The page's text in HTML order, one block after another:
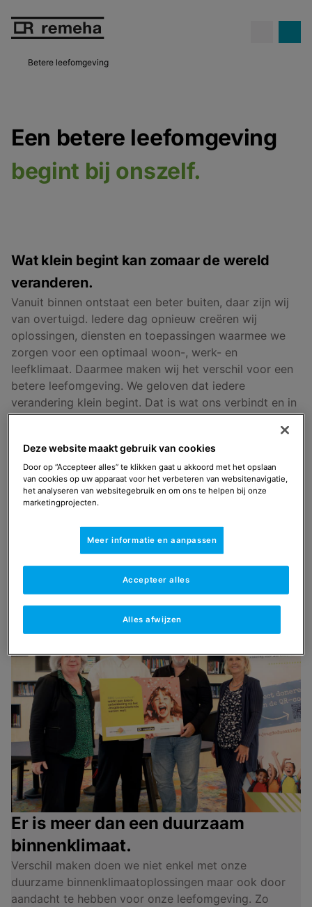
besparen met een hybride
warmtepomp.
Meer info
Betere leefomgeving
Een betere leefomgeving
begint bij onszelf.
Wat klein begint kan zomaar de wereld
veranderen.
Vanuit binnen ontstaat een beter buiten, daar zijn wij
van overtuigd. Iedere dag opnieuw creëren wij
oplossingen, diensten en toepassingen waarmee we
zorgen voor een optimaal woon-, werk- en
leefklimaat. Daarmee maken wij het verschil voor een
betere leefomgeving. We geloven dat iedere
verandering klein begint. Dat is wat ons verbindt en in
beweging brengt. Want wat klein begint, kan zomaar
Elke dag werken wij met veel plezier aan het creëren
van een betere leefomgeving. Lees hier hoe we dat
doen.
Maatschappelijk betrokken
Er is meer dan een duurzaam
binnenklimaat.
Verschil maken doen we niet enkel met onze
duurzame binnenklimaatoplossingen maar ook door
aandacht te hebben voor onze leefomgeving. Zo
Deze website maakt gebruik van cookies
Door op “Accepteer alles” te klikken gaat u akkoord met het opslaan
van cookies op uw apparaat voor het verbeteren van websitenavigatie,
het analyseren van websitegebruik en om ons te helpen bij onze
marketingprojecten.
Meer informatie en aanpassen
Alles afwijzen
Accepteer alles